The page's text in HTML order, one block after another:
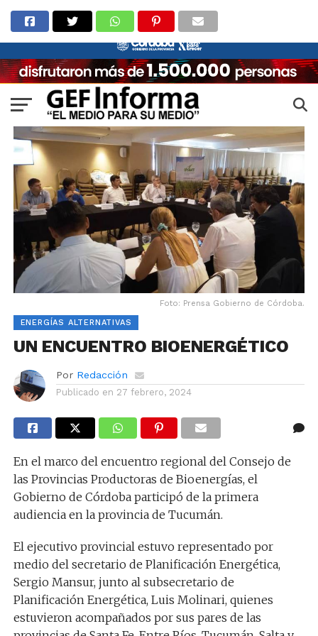
Foto: Prensa Gobierno de Córdoba.
ENERGÍAS ALTERNATIVAS
UN ENCUENTRO BIOENERGÉTICO
Por Redacción
Publicado en 27 febrero, 2024
En el marco del encuentro regional del Consejo de
las Provincias Productoras de Bioenergías, el
Gobierno de Córdoba participó de la primera
audiencia en la provincia de Tucumán.
El ejecutivo provincial estuvo representado por
medio del secretario de Planificación Energética,
Sergio Mansur, junto al subsecretario de
Planificación Energética, Luis Molinari, quienes
estuvieron acompañados por sus pares de las